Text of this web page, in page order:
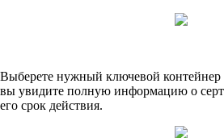
Выберете нужный ключевой
вы увидите полную информацию о
его срок действия.